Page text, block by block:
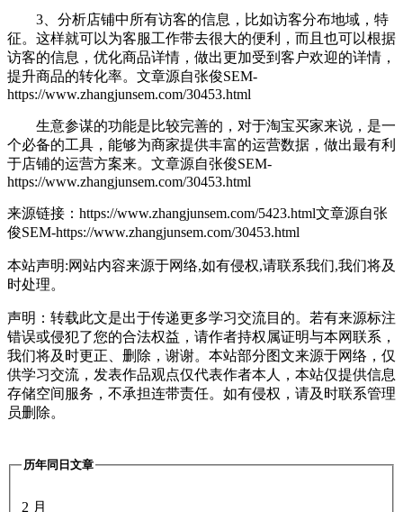
3、分析店铺中所有访客的信息，比如访客分布地域，特
征。这样就可以为客服工作带去很大的便利，而且也可以根据
访客的信息，优化商品详情，做出更加受到客户欢迎的详情，
提升商品的转化率。 文章源自张俊SEM-
https://www.zhangjunsem.com/30453.html
生意参谋的功能是比较完善的，对于淘宝买家来说，是一
个必备的工具，能够为商家提供丰富的运营数据，做出最有利
于店铺的运营方案来。 文章源自张俊SEM-
https://www.zhangjunsem.com/30453.html
来源链接：https://www.zhangjunsem.com/5423.html文章源自张
俊SEM-https://www.zhangjunsem.com/30453.html
本站声明:网站内容来源于网络,如有侵权,请联系我们,我们将及
时处理。
声明：转载此文是出于传递更多学习交流目的。若有来源标注
错误或侵犯了您的合法权益，请作者持权属证明与本网联系，
我们将及时更正、删除，谢谢。本站部分图文来源于网络，仅
供学习交流，发表作品观点仅代表作者本人，本站仅提供信息
存储空间服务，不承担连带责任。如有侵权，请及时联系管理
员删除。
历年同日文章
2 月